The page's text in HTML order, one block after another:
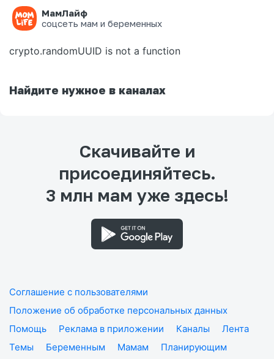
МамЛайф
соцсеть мам и беременных
Ошибка на странице
crypto.randomUUID is not a function
Найдите нужное в каналах
Скачивайте и
присоединяйтесь.
3 млн мам уже здесь!
Соглашение с пользователями
Положение об обработке персональных данных
Помощь
Реклама в приложении Каналы
Лента
Темы
Беременным Мамам
Планирующим